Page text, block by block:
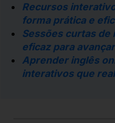
Recursos
forma prática e
Sessões curtas de
eficaz para
Aprender inglês
interativos que